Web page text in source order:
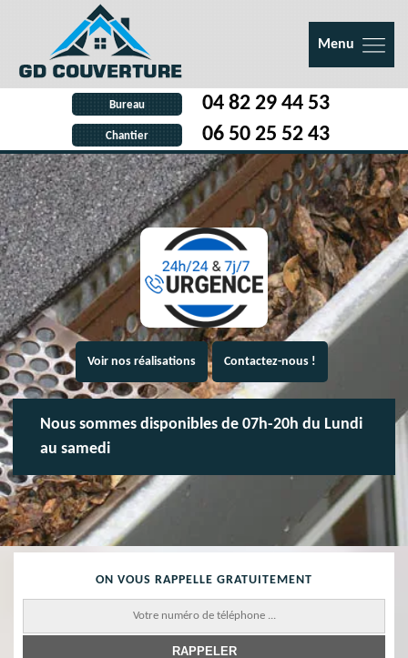
Menu
Bureau 04 82 29 44 53
Chantier 06 50 25 52 43
Voir nos réalisations Contactez-nous !
Nous sommes disponibles de 07h-20h du Lundi
au samedi
ON VOUS RAPPELLE GRATUITEMENT